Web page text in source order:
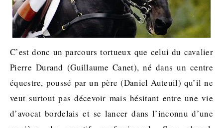
C’est donc un parcours tortueux que celui du cavalier
Pierre Durand (Guillaume Canet), né dans un centre
équestre, poussé par un père (Daniel Auteuil) qu’il ne
veut surtout pas décevoir mais hésitant entre une vie
d’avocat bordelais et se lancer dans l’inconnu d’une